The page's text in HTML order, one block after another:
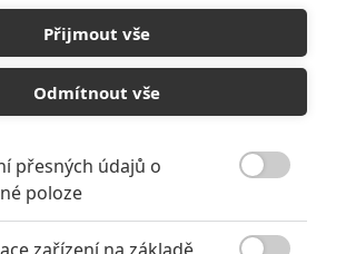
na Muže, kteří nenávidí ženy měly
prosince, ale aby se „Muži“ mohli
newyorských filmových kritiků, Sony
případné udělení ceny, recenzentské
nezměnilo. Přesto se kritik New York
rozhodl (nebo byl možná
Přijmout vše
Odmítnout vše
přesných údajů o
poloze